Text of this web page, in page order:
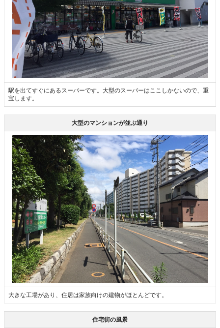
駅を出てすぐにあるスーパーです。大型のスーパーはここしかないので、重
宝します。
大型のマンションが並ぶ通り
大きな工場があり、住居は家族向けの建物がほとんどです。
住宅街の風景